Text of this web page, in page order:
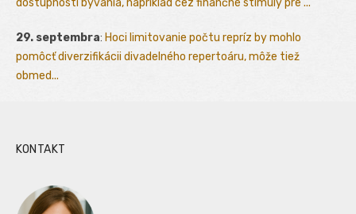
dostupnosti bývania, napríklad cez finančné stimuly pre ...
29. septembra: Hoci limitovanie počtu repríz by mohlo
pomôcť diverzifikácii divadelného repertoáru, môže tiež
obmed...
KONTAKT